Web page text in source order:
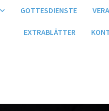
GOTTESDIENSTE
EXTRABLÄTTER